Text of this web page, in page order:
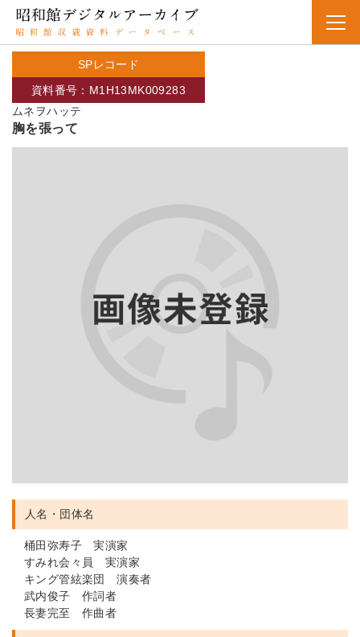
SPレコード
ムネヲハッテ
資料番号：M1H13MK009283
胸を張って
人名・団体名
桶田弥寿子 実演家
すみれ会々員 実演家
キング管絃楽団 演奏者
武内俊子 作詞者
長妻完至 作曲者